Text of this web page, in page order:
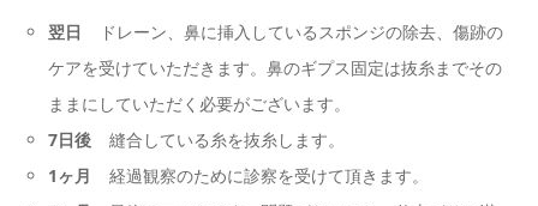
翌日
ドレーン、鼻に挿入しているスポンジの除去、傷跡の
ケアを受けていただきます。鼻のギプス固定は抜糸までその
ままにしていただく必要がございます。
7日後
縫合している糸を抜糸します。
1ヶ月
経過観察のために診察を受けて頂きます。